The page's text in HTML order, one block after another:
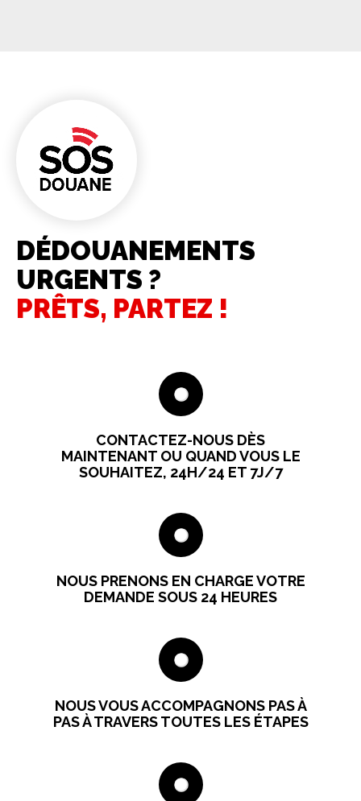
DÉDOUANEMENTS
URGENTS ?
PRÊTS, PARTEZ !
CONTACTEZ-NOUS DÈS
MAINTENANT OU QUAND VOUS LE
SOUHAITEZ, 24H/24 ET 7J/7
NOUS PRENONS EN CHARGE VOTRE
DEMANDE SOUS 24 HEURES
NOUS VOUS ACCOMPAGNONS PAS À
PAS À TRAVERS TOUTES LES ÉTAPES